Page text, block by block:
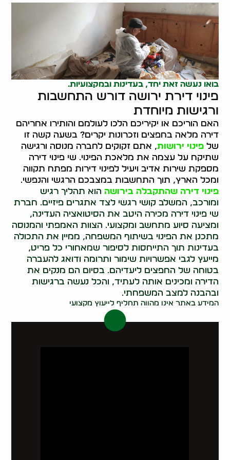
בואו נעשה זאת יחד, בעדינות ובמקצועיות.
פינוי דירת ירושה דורש התחשבות
ורגישות מיוחדת
האם הוריכם או יקיריכם הלכו לעולמם והותירו אחריהם
דירה מלאה בחפצים וזכרונות יקרים? בשעה קשה זו
שלפינוי ירושות, אתם זקוקים לחברה מנוסה ורגישה
שתיקח על עצמה את מלאכת הפינוי. שי פינוי דירה
מספקת שירות אדיב ויעיל לפינוי דירות מפתח תקווה
ומכל הארץ, תוך התחשבות במצבכם הרגשי והנפשי.
פינוי דירה שהתקבלה בירושה הוא תהליך רגיש
ומורכב, המשלב קושי רגשי לצד אתגרים פיזיים. חברת
שי פינוי דירה מכירה היטב את הסיטואציה העדינה,
ומציעה סיוע מתחשב ומקצועי. הצוות האמפתי והמנוסה
מתכנן את הפינוי בשיתוף המשפחה, ממיין את התכולה
בעדינות תוך התייחסות לסיפור שמאחורי כל פריט,
מייעץ לגבי אפשרויות שימור ותרומה ודואג להעברה
בטוחה של החפצים ליעדיהם. בסיום הם מנקים את
הדירה ומכינים אותה לעתיד, והכל נעשה ברגישות
ובהבנה למצב המשפחתי.
המידע באתר אינו מהווה תחליף לייעוץ מקצועי